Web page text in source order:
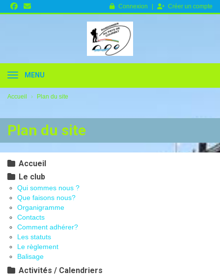
Connexion Créer un compte
RANDONNER AU PAYS DE
MENU
Accueil Plan du site
Plan du site
Accueil
Le club
Qui sommes nous ?
Que faisons nous?
Organigramme
Contacts
Comment adhérer?
Les statuts
Le règlement
Balisage
Activités / Calendriers
Panneau de gestion des cookies